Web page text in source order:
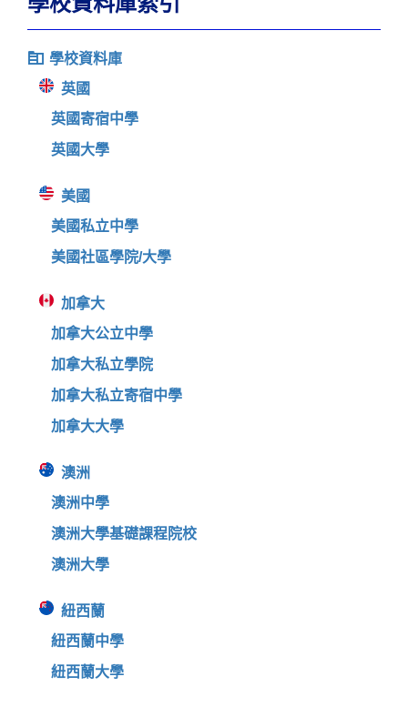
學校資料庫
英國
英國寄宿中學
英國大學
美國
美國私立中學
美國社區學院/大學
加拿大
加拿大公立中學
加拿大私立學院
加拿大私立寄宿中學
加拿大大學
澳洲
澳洲中學
澳洲大學基礎課程院校
澳洲大學
紐西蘭
紐西蘭中學
紐西蘭大學